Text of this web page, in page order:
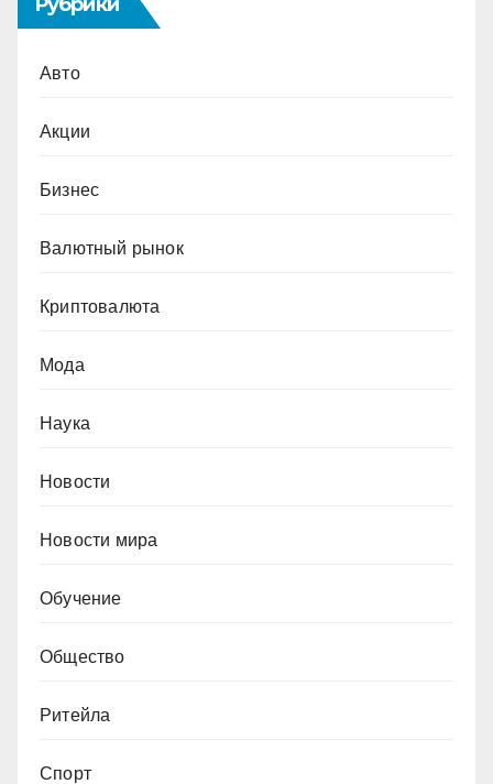
Авто
Акции
Бизнес
Валютный рынок
Криптовалюта
Мода
Наука
Новости
Новости мира
Обучение
Общество
Ритейла
Спорт